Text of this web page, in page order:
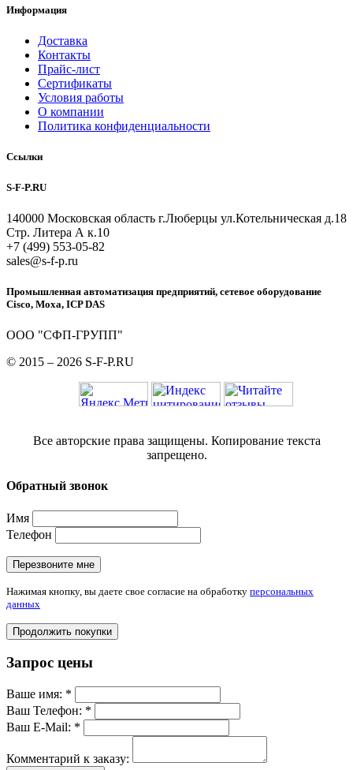
Информация
Доставка
Контакты
Прайс-лист
Сертификаты
Условия работы
О компании
Политика конфиденциальности
Ссылки
S-F-P.RU
140000 Московская область г.Люберцы ул.Котельническая д.18
Стр. Литера А к.10
+7 (499) 553-05-82
sales@s-f-p.ru
Промышленная автоматизация предприятий, сетевое оборудование
Cisco, Moxa, ICP DAS
ООО "СФП-ГРУПП"
© 2015 – 2026 S-F-P.RU
Все авторские права защищены. Копирование текста
запрещено.
Обратный звонок
Имя
Телефон
Перезвоните мне
Нажимая кнопку, вы даете свое согласие на обработку персональных
данных
Продолжить покупки
Запрос цены
Ваше имя: *
Ваш Телефон: *
Ваш E-Mail: *
Комментарий к заказу: